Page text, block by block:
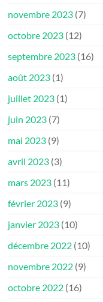
novembre 2023 (7)
octobre 2023 (12)
septembre 2023 (16)
août 2023 (1)
juillet 2023 (1)
juin 2023 (7)
mai 2023 (9)
avril 2023 (3)
mars 2023 (11)
février 2023 (9)
janvier 2023 (10)
décembre 2022 (10)
novembre 2022 (9)
octobre 2022 (16)